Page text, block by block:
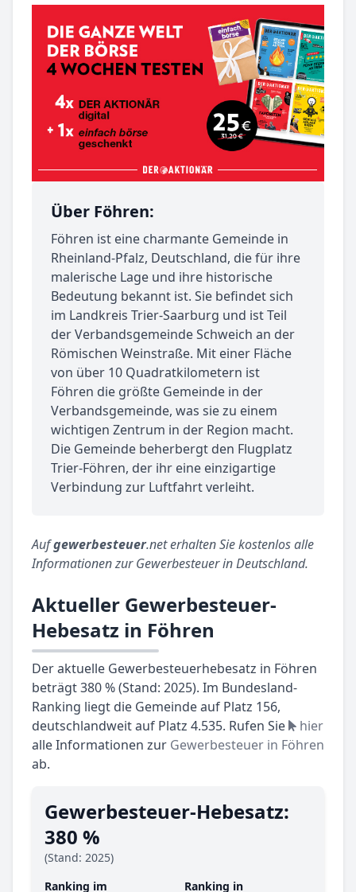
Über Föhren:
Föhren ist eine charmante Gemeinde in
Rheinland-Pfalz, Deutschland, die für ihre
malerische Lage und ihre historische
Bedeutung bekannt ist. Sie befindet sich
im Landkreis Trier-Saarburg und ist Teil
der Verbandsgemeinde Schweich an der
Römischen Weinstraße. Mit einer Fläche
von über 10 Quadratkilometern ist
Föhren die größte Gemeinde in der
Verbandsgemeinde, was sie zu einem
wichtigen Zentrum in der Region macht.
Die Gemeinde beherbergt den Flugplatz
Trier-Föhren, der ihr eine einzigartige
Verbindung zur Luftfahrt verleiht.
Aufgewerbesteuer.net erhalten Sie kostenlos alle
Informationen zur Gewerbesteuer in Deutschland.
Aktueller Gewerbesteuer-
Hebesatz in Föhren
Der aktuelle Gewerbesteuerhebesatz in Föhren
beträgt 380 % (Stand: 2025). Im Bundesland-
Ranking liegt die Gemeinde auf Platz 156,
deutschlandweit auf Platz 4.535. Rufen Sie
hier
alle Informationen zur Gewerbesteuer in Föhren
ab.
Gewerbesteuer-Hebesatz:
380 %
(Stand: 2025)
Ranking im
Ranking in